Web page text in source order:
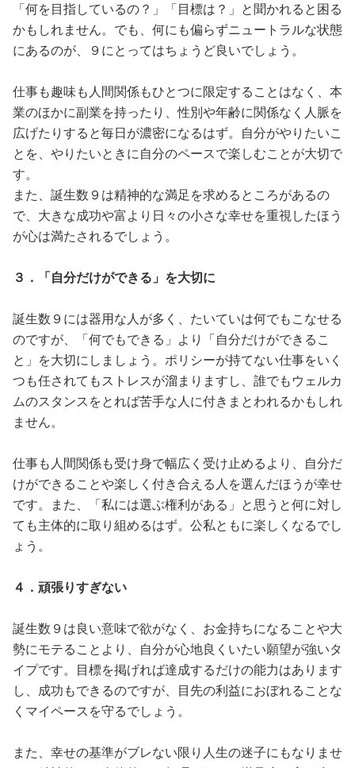
「何を目指しているの？」「目標は？」と聞かれると困る
かもしれません。でも、何にも偏らずニュートラルな状態
にあるのが、９にとってはちょうど良いでしょう。
仕事も趣味も人間関係もひとつに限定することはなく、本
業のほかに副業を持ったり、性別や年齢に関係なく人脈を
広げたりすると毎日が濃密になるはず。自分がやりたいこ
とを、やりたいときに自分のペースで楽しむことが大切で
す。
また、誕生数９は精神的な満足を求めるところがあるの
で、大きな成功や富より日々の小さな幸せを重視したほう
が心は満たされるでしょう。
３．「自分だけができる」を大切に
誕生数９には器用な人が多く、たいていは何でもこなせる
のですが、「何でもできる」より「自分だけができるこ
と」を大切にしましょう。ポリシーが持てない仕事をいく
つも任されてもストレスが溜まりますし、誰でもウェルカ
ムのスタンスをとれば苦手な人に付きまとわれるかもしれ
ません。
仕事も人間関係も受け身で幅広く受け止めるより、自分だ
けができることや楽しく付き合える人を選んだほうが幸せ
です。また、「私には選ぶ権利がある」と思うと何に対し
ても主体的に取り組めるはず。公私ともに楽しくなるでし
ょう。
４．頑張りすぎない
誕生数９は良い意味で欲がなく、お金持ちになることや大
勢にモテることより、自分が心地良くいたい願望が強いタ
イプです。目標を掲げれば達成するだけの能力はあります
し、成功もできるのですが、目先の利益におぼれることな
くマイペースを守るでしょう。
また、幸せの基準がブレない限り人生の迷子にもなりませ